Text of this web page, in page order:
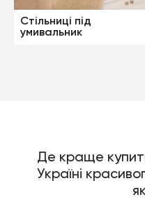
Стільниці під
умивальник
Де краще
Україні